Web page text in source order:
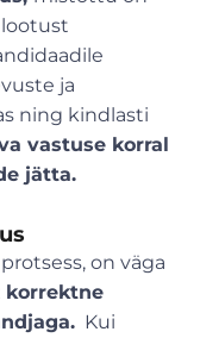
ja
ning kindlasti
vastuse korral
jätta.
on väga
korrektne
Kui